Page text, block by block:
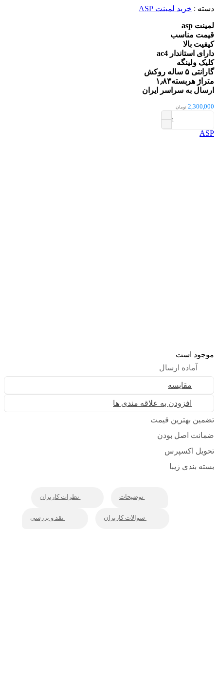
دسته : خرید لمینت ASP
لمینت asp
قیمت مناسب
کیفیت بالا
دارای استاندار ac4
کلیک ولینگه
گارانتی ۵ ساله روکش
متراژ هربسته۱٫۸۳
ارسال به سراسر ایران
2,300,000 تومان
کد
ASP
موجود است
آماده ارسال
مقایسه
افزودن به علاقه مندی ها
تضمین بهترین قیمت
ضمانت اصل بودن
تحویل اکسپرس
بسته بندی زیبا
توضیحات نظرات کاربران
سوالات کاربران نقد و بررسی